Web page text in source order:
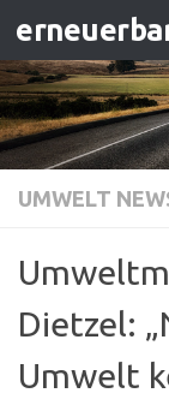
Zum Inhalt
UMWELT
Dietzel:
Umwelt